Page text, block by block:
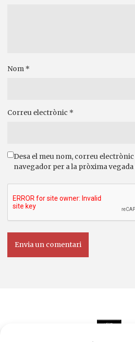
Nom *
Correu electrònic *
Desa el meu nom, correu
navegador per a la pròxima